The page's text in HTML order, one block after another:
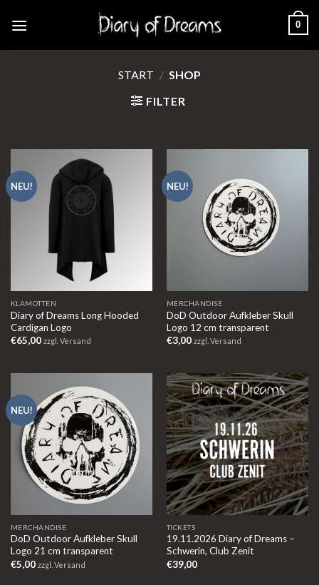
0
START / SHOP
FILTER
NEU!
KLAMOTTEN
Diary of Dreams Long Hooded
Cardigan Logo
€65,00 zzgl. Versand
NEU!
MERCHANDISE
DoD Outdoor Aufkleber Skull
Logo 12 cm transparent
€3,00 zzgl. Versand
NEU!
MERCHANDISE
DoD Outdoor Aufkleber Skull
Logo 21 cm transparent
€5,00 zzgl. Versand
TICKETS
19.11.2026 Diary of Dreams –
Schwerin, Club Zenit
€39,00